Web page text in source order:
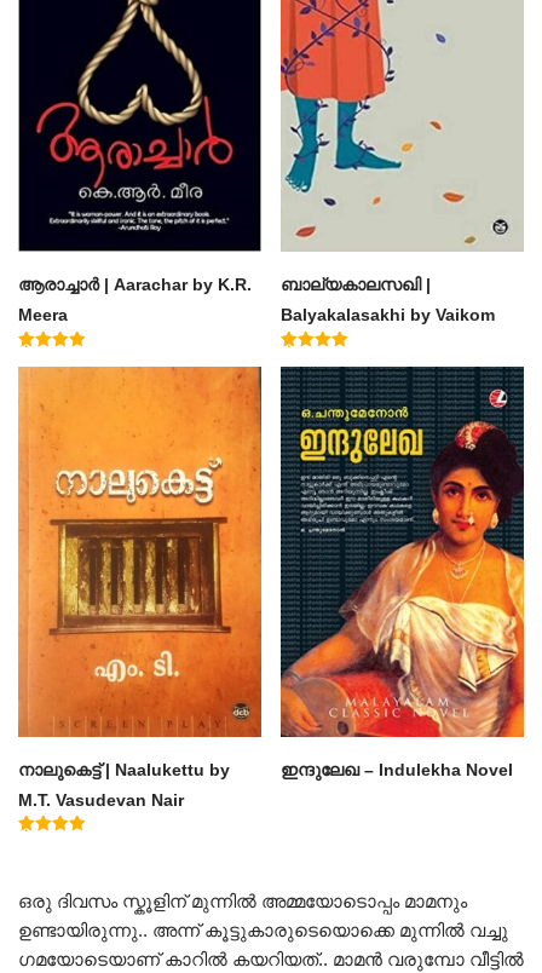
ആരാച്ചാര്‍ | Aarachar by K.R.
Meera
ബാല്യകാലസഖി |
Balyakalasakhi by Vaikom
Muhammad Basheer
4.60
out of 5
നാലുകെട്ട് | Naalukettu by
M.T. Vasudevan Nair
ഇന്ദുലേഖ – Indulekha Novel
ഒരു ദിവസം സ്കൂളിന് മുന്നിൽ അമ്മയോടൊപ്പം മാമനും
ഉണ്ടായിരുന്നു.. അന്ന് കൂട്ടുകാരുടെയൊക്കെ മുന്നിൽ വച്ചു
ഗമയോടെയാണ് കാറിൽ കയറിയത്.. മാമൻ വരുമ്പോ വീട്ടിൽ